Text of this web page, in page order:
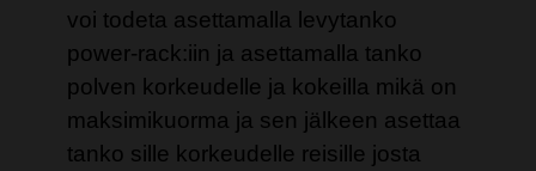
voi todeta asettamalla levytanko
power-rack:iin ja asettamalla tanko
polven korkeudelle ja kokeilla mikä on
maksimikuorma ja sen jälkeen asettaa
tanko sille korkeudelle reisille josta